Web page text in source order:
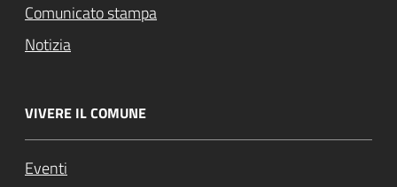
Comunicato stampa
Notizia
VIVERE IL COMUNE
Eventi